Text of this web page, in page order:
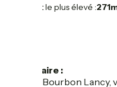
Point le plus élevé :
L'itinéraire :
Depuis Bourbon Lancy,